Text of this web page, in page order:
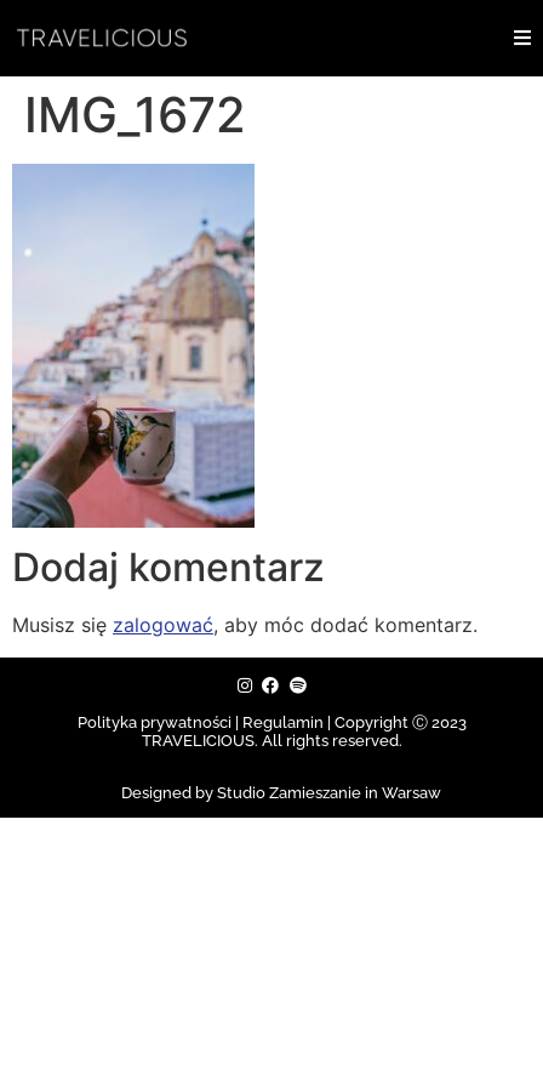
IMG_1672
Dodaj komentarz
Musisz się zalogować, aby móc dodać komentarz.
Polityka prywatności | Regulamin | Copyright Ⓒ 2023
TRAVELICIOUS. All rights reserved.
Designed by Studio Zamieszanie in Warsaw